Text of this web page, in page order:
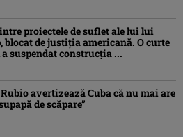
proiectele de suflet ale lui lui
blocat de justiția americană. O curte
a suspendat construcția ...
avertizează Cuba că nu mai are
de scăpare”